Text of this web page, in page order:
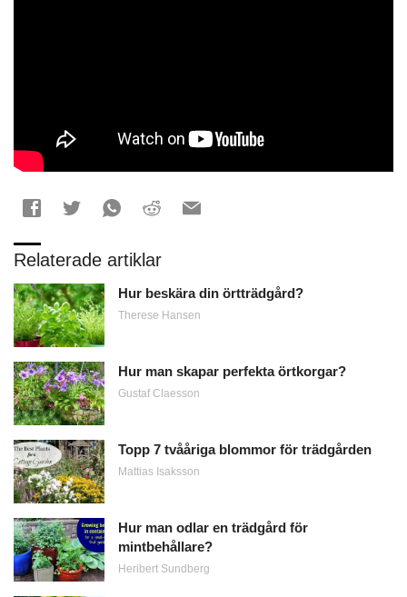
Relaterade artiklar
Hur beskära din örtträdgård?
Therese Hansen
Hur man skapar perfekta örtkorgar?
Gustaf Claesson
Topp 7 tvååriga blommor för trädgården
Mattias Isaksson
Hur man odlar en trädgård för
mintbehållare?
Heribert Sundberg